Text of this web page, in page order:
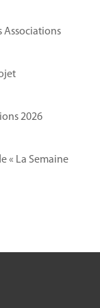
et
centre
Associations
2026
« La Semaine